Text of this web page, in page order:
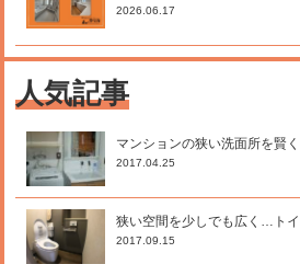
2026.06.17
人気記事
マンションの狭い洗面所を賢
2017.04.25
狭い空間を少しでも広く…ト
2017.09.15